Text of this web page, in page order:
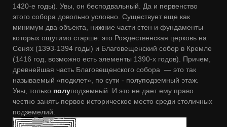
1420-е годы). Увы, он бесподвальный. Да и первенство
этого собора довольно условно. Существует еще как
минимум два объекта, нижние части стен и фундаменты
которых ощутимо старше: это Рождественская церковь на
Сенях (1393-1394 годы) и Благовещенский собор в Кремле
(1416 год, возможно есть элементы 1390-х годов). Причем,
древнейшая часть Благовещенского собора ― это так
называемый «подклет», по сути - полуподземный этаж.
Увы, только полуподземный. И это не дает ему право
честно занять первое историческое место среди столичных
подземелий.